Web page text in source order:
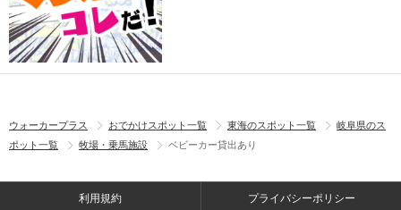
ウォーカープラス おでかけスポット一覧 東海のスポット一覧
岐阜県のス
ポット一覧
牧場・乗馬施設 ベビーカー貸出あり
利用規約 プライバシーポリシー